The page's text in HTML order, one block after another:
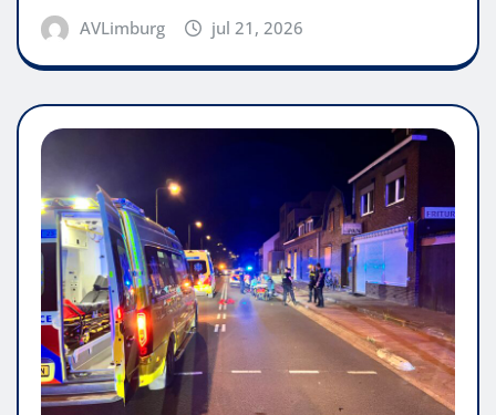
AVLimburg jul 21, 2026